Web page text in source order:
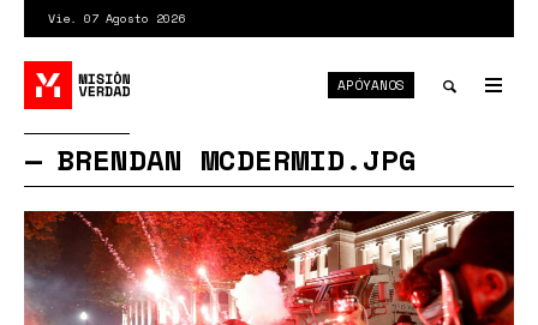
contenido
principal
Vie. 07 Agosto 2026
search
APÓYANOS
BRENDAN MCDERMID.JPG